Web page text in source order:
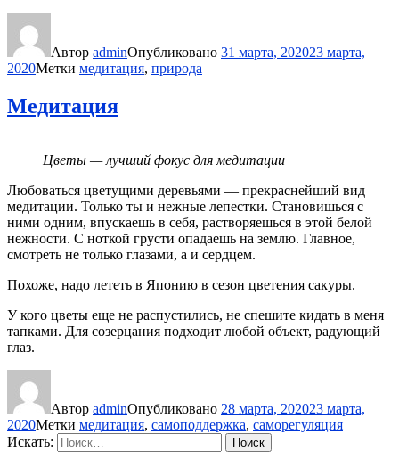
Автор adminОпубликовано 31 марта, 202023 марта,
2020Метки медитация, природа
Медитация
Цветы — лучший фокус для медитации
Любоваться цветущими деревьями — прекраснейший вид
медитации. Только ты и нежные лепестки. Становишься с
ними одним, впускаешь в себя, растворяешься в этой белой
нежности. С ноткой грусти опадаешь на землю. Главное,
смотреть не только глазами, а и сердцем.
Похоже, надо лететь в Японию в сезон цветения сакуры.
У кого цветы еще не распустились, не спешите кидать в меня
тапками. Для созерцания подходит любой объект, радующий
глаз.
Автор adminОпубликовано 28 марта, 202023 марта,
2020Метки медитация, самоподдержка, саморегуляция
Искать:
Поиск